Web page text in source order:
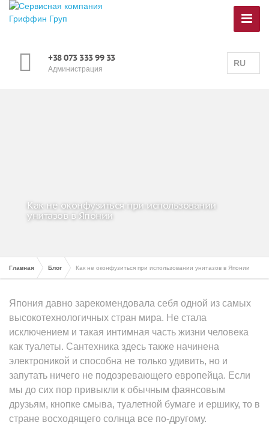
RU
+38 073 333 99 33
Администрация
Как не оконфузиться при использовании
унитазов в Японии
Главная Блог Как не оконфузиться при использовании унитазов в Японии
Япония давно зарекомендовала себя одной из самых
высокотехнологичных стран мира. Не стала
исключением и такая интимная часть жизни человека
как туалеты. Сантехника здесь также начинена
электроникой и способна не только удивить, но и
запутать ничего не подозревающего европейца. Если
мы до сих пор привыкли к обычным фаянсовым
друзьям, кнопке смыва, туалетной бумаге и ершику, то в
стране восходящего солнца все по-другому.